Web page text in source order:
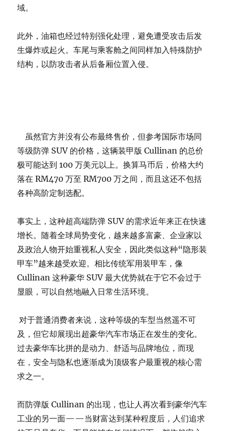
域。
此外，油箱也经过特别强化处理，避免遭受攻击后发
生爆炸或起火。车尾与乘客舱之间同样加入特殊防护
结构，以防攻击者从后备厢位置入侵。
虽然官方并没有公布最终售价，但参考国际市场同
等级防弹 SUV 的价格，这辆装甲版 Cullinan 的总价
极可能达到 100 万美元以上。换算马币后，价格大约
落在 RM470 万至 RM700 万之间，而且这还不包括
各种高阶定制选配。
事实上，这种超高端防弹 SUV 的需求近年来正在快速
增长。随着全球局势变化，越来越多富豪、企业家以
及政治人物开始重视私人安全，因此类似这种“隐形装
甲车”越来越受欢迎。相比传统军用装甲车，像
Cullinan 这种豪华 SUV 最大优势就在于它不会过于
显眼，可以自然地融入日常生活环境。
对于普通消费者来说，这种等级的车型当然遥不可
及，但它却展现出超豪华汽车市场正在发生的变化。
过去豪华车比拼的是动力、舒适与品牌地位，而现
在，安全与隐私也逐渐成为顶级客户最重视的核心需
求之一。
而防弹版 Cullinan 的出现，也让人再次看到豪华汽车
工业的另一面——当财富达到某种程度后，人们追求